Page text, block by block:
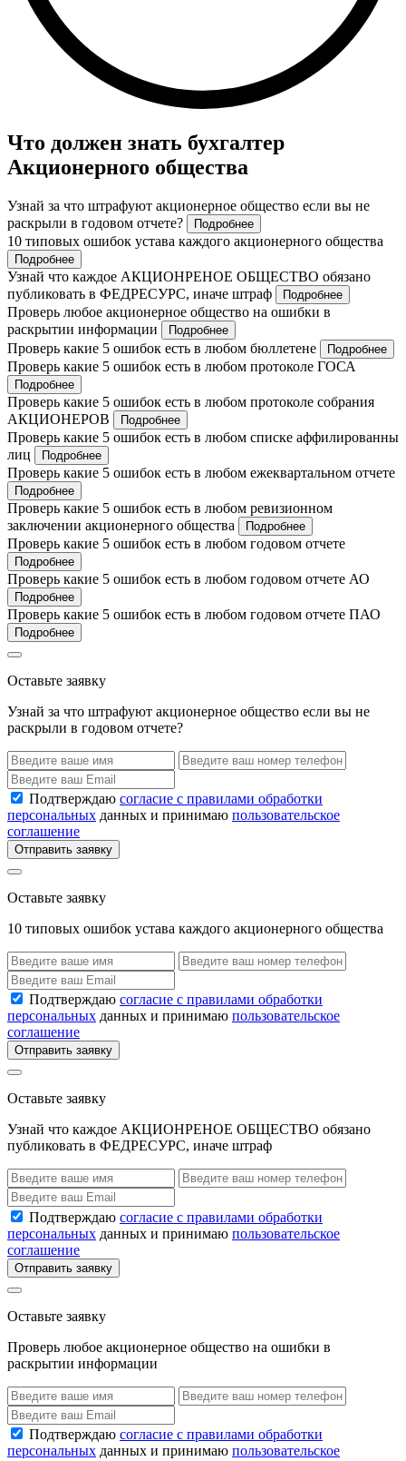
Что должен знать бухгалтер
Акционерного общества
Узнай за что штрафуют акционерное общество если вы не
раскрыли в годовом отчете?
Подробнее
10 типовых ошибок устава каждого акционерного общества
Подробнее
Узнай что каждое АКЦИОНРЕНОЕ ОБЩЕСТВО обязано
публиковать в ФЕДРЕСУРС, иначе штраф
Подробнее
Проверь любое акционерное общество на ошибки в
раскрытии информации
Подробнее
Проверь какие 5 ошибок есть в любом бюллетене Подробнее
Проверь какие 5 ошибок есть в любом протоколе ГОСА
Подробнее
Проверь какие 5 ошибок есть в любом протоколе собрания
АКЦИОНЕРОВ
Подробнее
Проверь какие 5 ошибок есть в любом списке аффилированны
лиц
Подробнее
Проверь какие 5 ошибок есть в любом ежеквартальном отчете
Подробнее
Проверь какие 5 ошибок есть в любом ревизионном
заключении акционерного общества
Подробнее
Проверь какие 5 ошибок есть в любом годовом отчете
Подробнее
Проверь какие 5 ошибок есть в любом годовом отчете АО
Подробнее
Проверь какие 5 ошибок есть в любом годовом отчете ПАО
Подробнее
Оставьте заявку
Узнай за что штрафуют акционерное общество если вы не
раскрыли в годовом отчете?
Подтверждаю согласие с правилами обработки
персональных данных и принимаю пользовательское
соглашение
Отправить заявку
Оставьте заявку
10 типовых ошибок устава каждого акционерного общества
Подтверждаю согласие с правилами обработки
персональных данных и принимаю пользовательское
соглашение
Отправить заявку
Оставьте заявку
Узнай что каждое АКЦИОНРЕНОЕ ОБЩЕСТВО обязано
публиковать в ФЕДРЕСУРС, иначе штраф
Подтверждаю согласие с правилами обработки
персональных данных и принимаю пользовательское
соглашение
Отправить заявку
Оставьте заявку
Проверь любое акционерное общество на ошибки в
раскрытии информации
Подтверждаю согласие с правилами обработки
персональных данных и принимаю пользовательское